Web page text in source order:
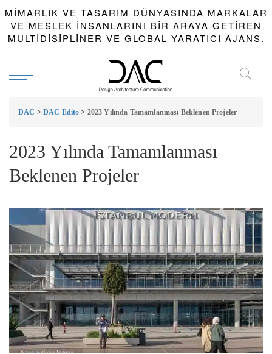
MIMARLIK VE TASARIM DÜNYASINDA MARKALAR
VE MESLEK INSANLARINI BIR ARAYA GETIREN
MULTIDISIPLINER VE GLOBAL YARATICI AJANS.
DAC > DAC Edito > 2023 Yılında Tamamlanması Beklenen Projeler
2023 Yılında Tamamlanması
Beklenen Projeler